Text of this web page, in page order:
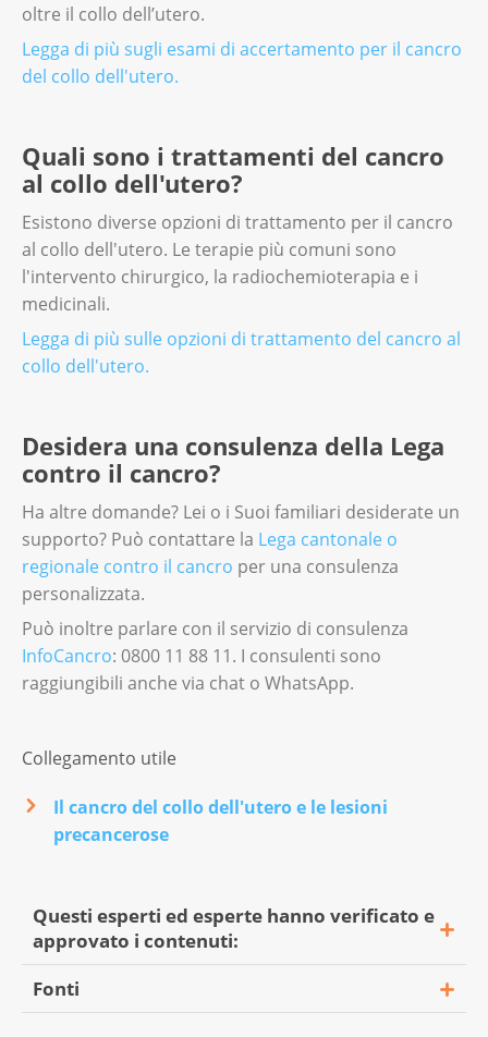
oltre il collo dell’utero.
Legga di più sugli esami di accertamento per il cancro
del collo dell'utero.
Quali sono i trattamenti del cancro
al collo dell'utero?
Esistono diverse opzioni di trattamento per il cancro
al collo dell'utero. Le terapie più comuni sono
l'intervento chirurgico, la radiochemioterapia e i
medicinali.
Legga di più sulle opzioni di trattamento del cancro al
collo dell'utero.
Desidera una consulenza della Lega
contro il cancro?
Ha altre domande? Lei o i Suoi familiari desiderate un
supporto? Può contattare la Lega cantonale o
regionale contro il cancro per una consulenza
personalizzata.
Può inoltre parlare con il servizio di consulenza
InfoCancro: 0800 11 88 11. I consulenti sono
raggiungibili anche via chat o WhatsApp.
Collegamento utile
Il cancro del collo dell'utero e le lesioni
precancerose
Questi esperti ed esperte hanno verificato e
approvato i contenuti:
Dr. med. Gian Piero Ghisu, specialista in
Fonti